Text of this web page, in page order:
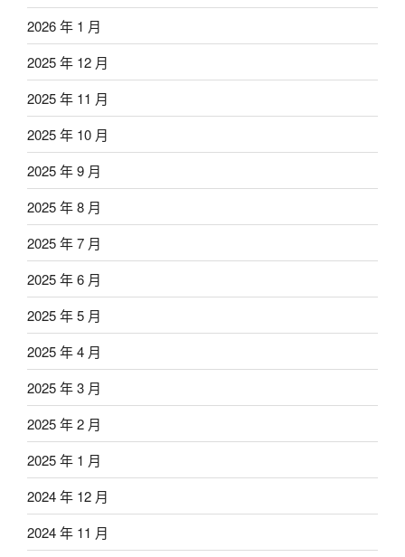
2026 年 1 月
2025 年 12 月
2025 年 11 月
2025 年 10 月
2025 年 9 月
2025 年 8 月
2025 年 7 月
2025 年 6 月
2025 年 5 月
2025 年 4 月
2025 年 3 月
2025 年 2 月
2025 年 1 月
2024 年 12 月
2024 年 11 月